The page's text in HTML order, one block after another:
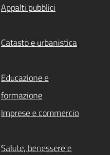
Appalti pubblici
Catasto e urbanistica
Educazione e
formazione
Imprese e commercio
Salute, benessere e